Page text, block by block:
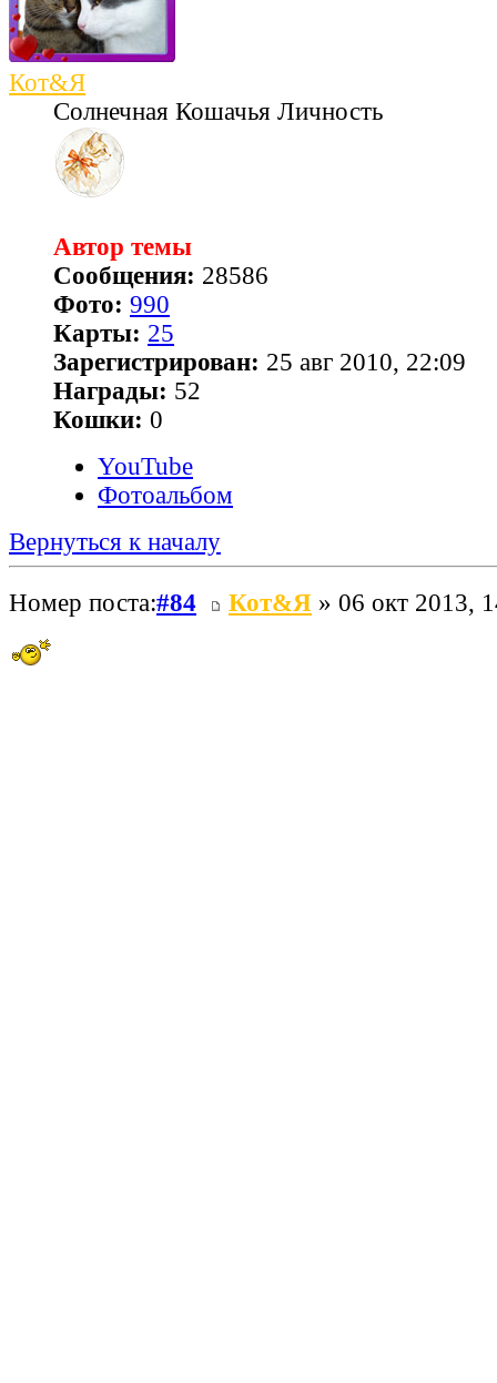
Кот&Я
Солнечная Кошачья Личность
Автор темы
Сообщения: 28586
Фото: 990
Карты: 25
Зарегистрирован: 25 авг 2010, 22:09
Награды: 52
Кошки: 0
YouTube
Фотоальбом
Вернуться к началу
Номер поста:#84 Кот&Я » 06 окт 2013,